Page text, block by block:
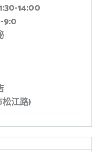
14:00
9:0
江路)